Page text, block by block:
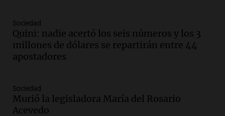
Audio.
un imperdible cordobés para los
amantes de la astronomía
Amamos los Domingos
la historia del club de Irlanda
revolucionado por hinchas argentinos
Sociedad
Quini: nadie acertó los seis números y los 3
millones de dólares se repartirán entre 44
apostadores
Sociedad
Murió la legisladora María del Rosario
Acevedo